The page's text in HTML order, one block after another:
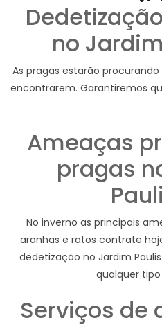
no
As pragas estarão
encontrarem. Garantiremos
Ameaças
pragas
No inverno as principais
aranhas e ratos contrate
dedetização no Jardim
qualquer
Serviços de